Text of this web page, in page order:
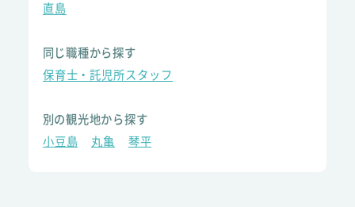
直島
同じ職種から探す
保育士・託児所スタッフ
別の観光地から探す
小豆島
丸亀 琴平